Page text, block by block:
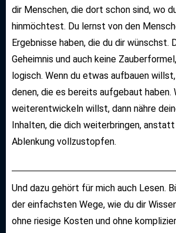
dir Menschen, die dort schon sind, wo
hinmöchtest. Du lernst von den
Ergebnisse haben, die du dir wünschst.
Geheimnis und auch keine
logisch. Wenn du etwas aufbauen
denen, die es bereits aufgebaut haben.
weiterentwickeln willst, dann nähre
Inhalten, die dich weiterbringen, anstatt
Ablenkung vollzustopfen.
Und dazu gehört für mich auch Lesen.
der einfachsten Wege, wie du dir
ohne riesige Kosten und ohne